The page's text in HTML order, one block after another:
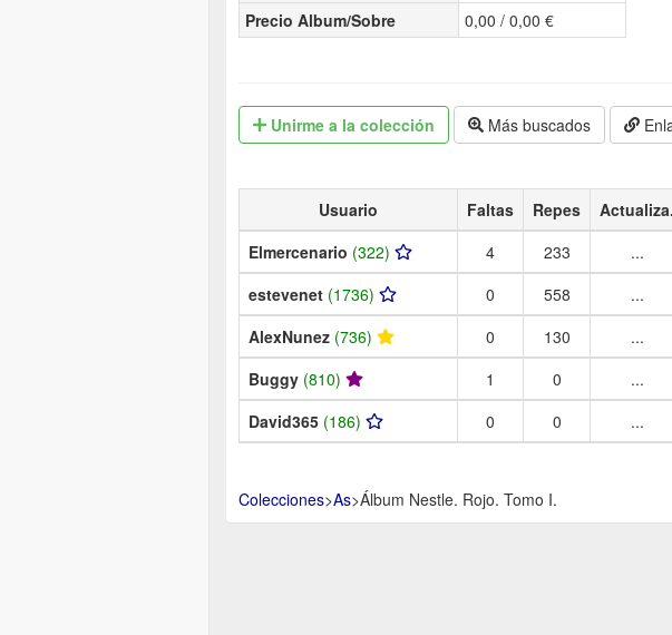
Precio Album/Sobre
0,00 / 0,00 €
Unirme a la colección Más buscados
Usuario Faltas Repes Actualiza.
Elmercenario (322) 4 233 ...
estevenet (1736) 0 558 ...
AlexNunez (736) 0 130
...
Buggy (810) 1 0 ...
David365 (186) 0 0 ...
Colecciones>As>Álbum Nestle. Rojo. Tomo I.